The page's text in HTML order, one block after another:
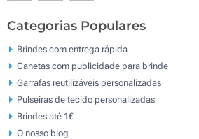
Categorias Populares
Brindes com entrega rápida
Canetas com publicidade para brinde
Garrafas reutilizáveis personalizadas
Pulseiras de tecido personalizadas
Brindes até 1€
O nosso blog